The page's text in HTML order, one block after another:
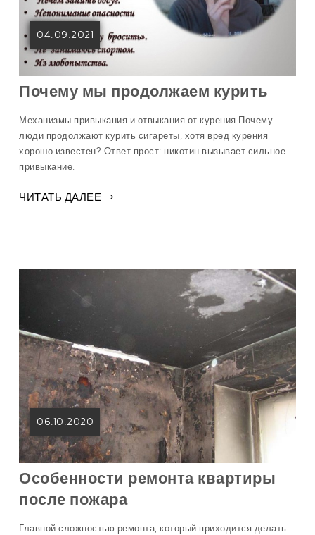
04.09.2021
Почему мы продолжаем курить
Механизмы привыкания и отвыкания от курения Почему
люди продолжают курить сигареты, хотя вред курения
хорошо известен? Ответ прост: никотин вызывает сильное
привыкание.
ЧИТАТЬ ДАЛЕЕ
06.10.2020
Особенности ремонта квартиры
после пожара
Главной сложностью ремонта, который приходится делать